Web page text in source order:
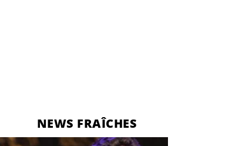
NEWS FRAÎCHES